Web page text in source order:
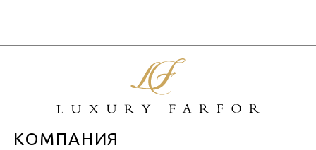
КОМПАНИЯ